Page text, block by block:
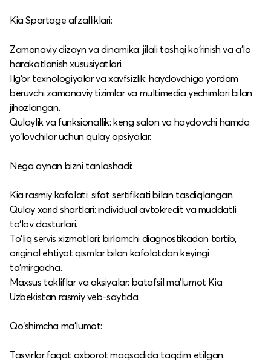
Kia Sportage afzalliklari:
Zamonaviy dizayn va dinamika: jilali tashqi ko‘rinish va a’lo
harakatlanish xususiyatlari.​
Ilg‘or texnologiyalar va xavfsizlik: haydovchiga yordam
beruvchi zamonaviy tizimlar va multimedia yechimlari bilan
jihozlangan.​
Qulaylik va funksionallik: keng salon va haydovchi hamda
yo‘lovchilar uchun qulay opsiyalar.​
Nega aynan bizni tanlashadi:
Kia rasmiy kafolati: sifat sertifikati bilan tasdiqlangan.​
Qulay xarid shartlari: individual avtokredit va muddatli
to‘lov dasturlari.​
To‘liq servis xizmatlari: birlamchi diagnostikadan tortib,
original ehtiyot qismlar bilan kafolatdan keyingi
ta’mirgacha.​
Maxsus takliflar va aksiyalar: batafsil ma’lumot Kia
Uzbekistan rasmiy veb-saytida.​
Qo‘shimcha ma’lumot:
Tasvirlar faqat axborot maqsadida taqdim etilgan.​